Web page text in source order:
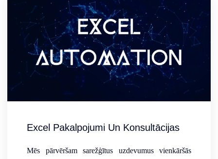
Excel Pakalpojumi Un Konsultācijas
Mēs pārvēršam sarežģītus uzdevumus vienkāršās